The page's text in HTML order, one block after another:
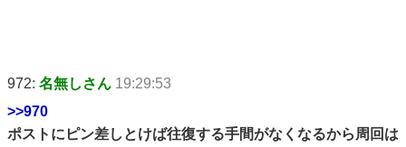
972: 名無しさん 19:29:53
>>970
ポストにピン差しとけば往復する手間がなくなるから周回は